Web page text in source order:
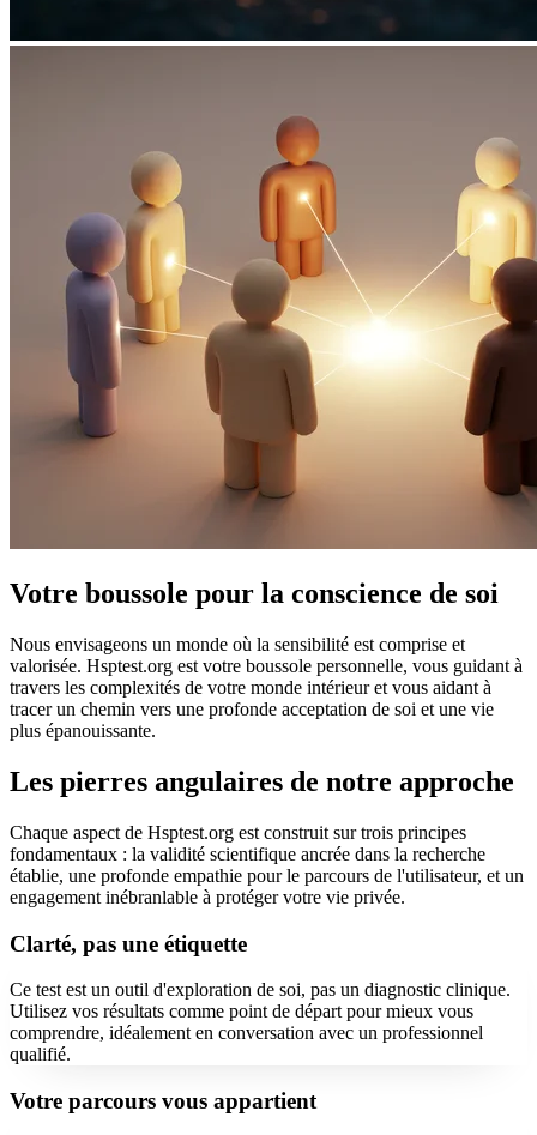
Votre boussole pour la conscience de soi
Nous envisageons un monde où la sensibilité est comprise et
valorisée. Hsptest.org est votre boussole personnelle, vous guidant à
travers les complexités de votre monde intérieur et vous aidant à
tracer un chemin vers une profonde acceptation de soi et une vie
plus épanouissante.
Les pierres angulaires de notre approche
Chaque aspect de Hsptest.org est construit sur trois principes
fondamentaux : la validité scientifique ancrée dans la recherche
établie, une profonde empathie pour le parcours de l'utilisateur, et un
engagement inébranlable à protéger votre vie privée.
Clarté, pas une étiquette
Ce test est un outil d'exploration de soi, pas un diagnostic clinique.
Utilisez vos résultats comme point de départ pour mieux vous
comprendre, idéalement en conversation avec un professionnel
qualifié.
Votre parcours vous appartient